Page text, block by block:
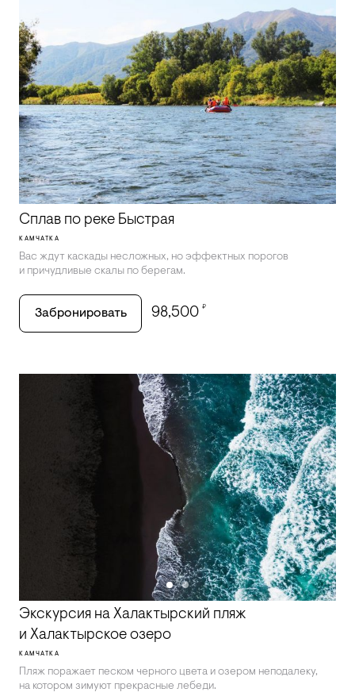
Сплав по реке Быстрая
КАМЧАТКА
Вас ждут каскады несложных, но эффектных порогов
и причудливые скалы по берегам.
Забронировать 98,500 ₽
Экскурсия на Халактырский пляж
и Халактырское озеро
КАМЧАТКА
Пляж поражает песком черного цвета и озером неподалеку,
на котором зимуют прекрасные лебеди.